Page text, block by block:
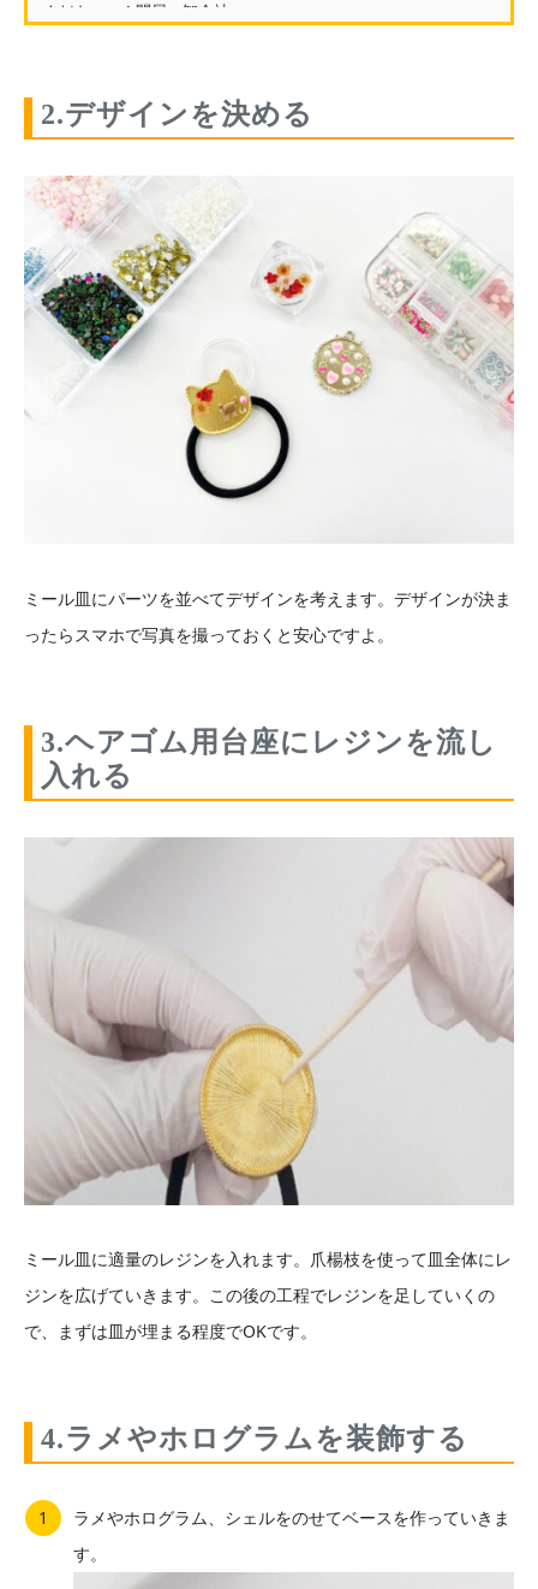
ください。 1.問屋・卸会社...
2.デザインを決める
ミール皿にパーツを並べてデザインを考えます。デザインが決ま
ったらスマホで写真を撮っておくと安心ですよ。
3.ヘアゴム用台座にレジンを流し
入れる
ミール皿に適量のレジンを入れます。爪楊枝を使って皿全体にレ
ジンを広げていきます。この後の工程でレジンを足していくの
で、まずは皿が埋まる程度でOKです。
4.ラメやホログラムを装飾する
ラメやホログラム、シェルをのせてベースを作っていきま
す。